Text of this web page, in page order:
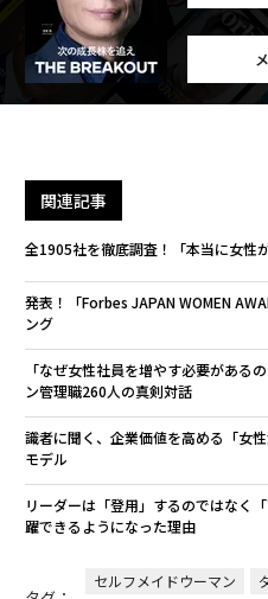
関連記事
全1905社を徹底調査！「本当に女性
発表！「Forbes JAPAN WOMEN
ング
「なぜ女性社員を増やす必要がある
ン管理職260人の真剣対話
識者に聞く、企業価値を高める「女
モデル
リーダーは「登用」するのではなく
躍できるようになった理由
セルフメイドウーマン